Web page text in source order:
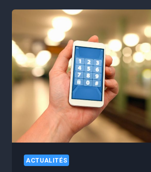
TU
PEUX
CONTACTER…”
ATTENTION
À
CETTE
NOUVELLE
ARNAQUE
WHATSAPP
QUI
VIDE
ACTUALITÉS